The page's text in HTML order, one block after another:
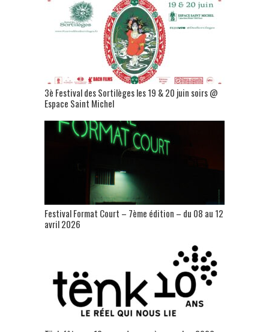
3è Festival des Sortilèges les 19 & 20 juin soirs @
Espace Saint Michel
Festival Format Court – 7ème édition – du 08 au 12
avril 2026